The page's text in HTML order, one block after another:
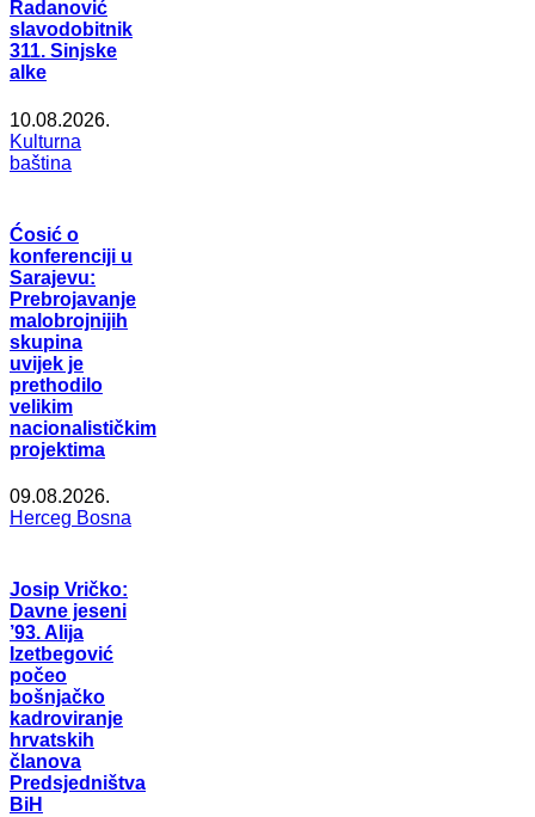
Radanović
slavodobitnik
311. Sinjske
alke
10.08.2026.
Kulturna
baština
Ćosić o
konferenciji u
Sarajevu:
Prebrojavanje
malobrojnijih
skupina
uvijek je
prethodilo
velikim
nacionalističkim
projektima
09.08.2026.
Herceg Bosna
Josip Vričko:
Davne jeseni
’93. Alija
Izetbegović
počeo
bošnjačko
kadroviranje
hrvatskih
članova
Predsjedništva
BiH